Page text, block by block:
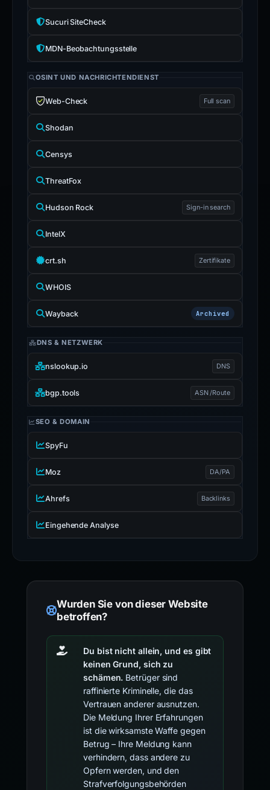
Sucuri SiteCheck
MDN-Beobachtungsstelle
OSINT UND NACHRICHTENDIENST
Web-Check Full scan
Shodan
Censys
ThreatFox
Hudson Rock Sign-in search
IntelX
crt.sh Zertifikate
WHOIS
Wayback Archived
DNS & NETZWERK
nslookup.io DNS
bgp.tools ASN /Route
SEO & DOMAIN
SpyFu
Moz DA/PA
Ahrefs Backlinks
Eingehende Analyse
Wurden Sie von dieser Website
betroffen?
Du bist nicht allein, und es gibt
keinen Grund, sich zu
schämen. Betrüger sind
raffinierte Kriminelle, die das
Vertrauen anderer ausnutzen.
Die Meldung Ihrer Erfahrungen
ist die wirksamste Waffe gegen
Betrug – Ihre Meldung kann
verhindern, dass andere zu
Opfern werden, und den
Strafverfolgungsbehörden